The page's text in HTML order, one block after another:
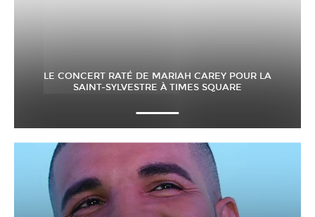
LE CONCERT RATÉ DE MARIAH CAREY POUR LA
SAINT-SYLVESTRE À TIMES SQUARE